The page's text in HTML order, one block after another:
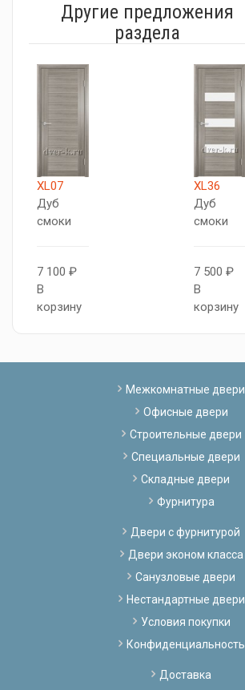
Другие предложения
раздела
XL07
Дуб
смоки
7 100 ₽
В
корзину
XL36
Дуб
смоки
7 500 ₽
В
корзину
Межкомнатные двери
Офисные двери
Строительные двери
Специальные двери
Складные двери
Фурнитура
Двери с фурнитурой
Двери эконом класса
Санузловые двери
Нестандартные двери
Условия покупки
Конфиденциальность
Доставка